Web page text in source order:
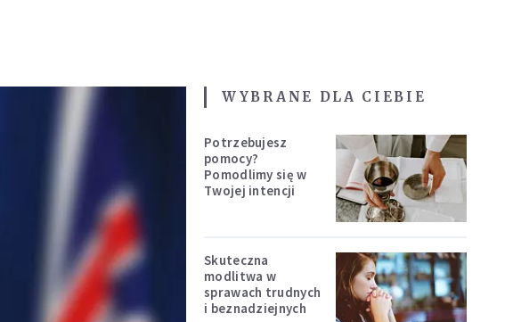
WYBRANE DLA CIEBIE
Potrzebujesz
pomocy?
Pomodlimy się w
Twojej intencji
Skuteczna
modlitwa w
sprawach trudnych
i beznadziejnych